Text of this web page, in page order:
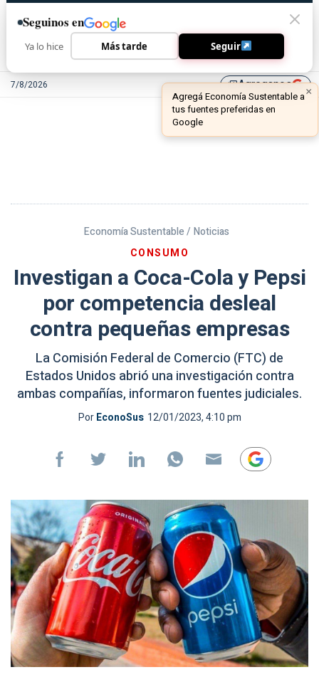
7/8/2026 library_addAgreganos
Economía Sustentable / Noticias
CONSUMO
Investigan a Coca-Cola y Pepsi
por competencia desleal
contra pequeñas empresas
La Comisión Federal de Comercio (FTC) de
Estados Unidos abrió una investigación contra
ambas compañías, informaron fuentes judiciales.
PorEconoSus 12/01/2023, 4:10 pm
Seguinos en
Ya lo hice Más tarde Seguir